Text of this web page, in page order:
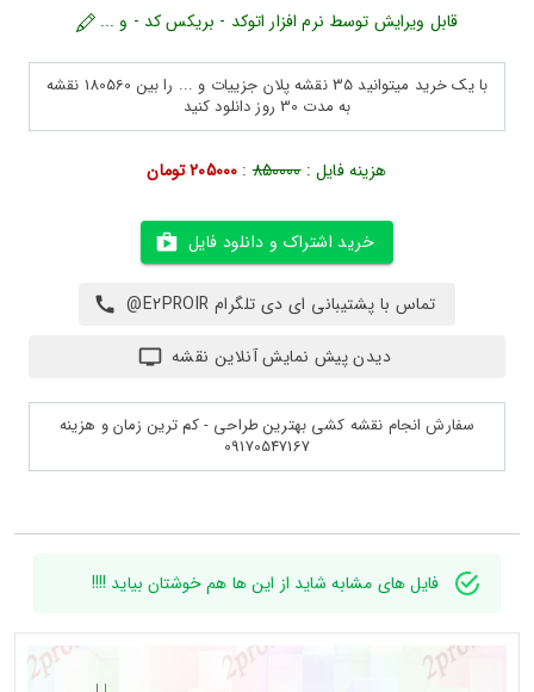
قابل ویرایش توسط نرم افزار اتوکد - بریکس کد - و ...
با یک خرید میتوانید 35 نقشه پلان جزییات و ... را بین 180560 نقشه
به مدت 30 روز دانلود کنید
هزینه فایل :850000
: 205000 تومان
خرید اشتراک و دانلود فایل
تماس با پشتیبانی ای دی تلگرام E2PROIR@
دیدن پیش نمایش آنلاین نقشه
سفارش انجام نقشه کشی بهترین طراحی - کم ترین زمان و هزینه
09170547167
فایل های مشابه شاید از این ها هم خوشتان بیاید !!!!